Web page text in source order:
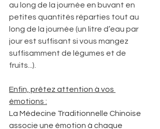
au long de la journée en buvant en
petites quantités réparties tout au
long de la journée (un litre d’eau par
jour est suffisant si vous mangez
suffisamment de légumes et de
fruits...).
Enfin, prêtez attention à vos
émotions :
La Médecine Traditionnelle Chinoise
associe une émotion à chaque